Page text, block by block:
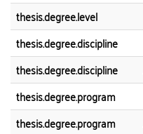
thesis.degree.level
thesis.degree.discipline
thesis.degree.discipline
thesis.degree.program
thesis.degree.program